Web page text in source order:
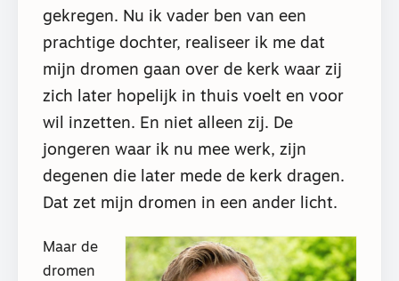
gekregen. Nu ik vader ben van een
prachtige dochter, realiseer ik me dat
mijn dromen gaan over de kerk waar zij
zich later hopelijk in thuis voelt en voor
wil inzetten. En niet alleen zij. De
jongeren waar ik nu mee werk, zijn
degenen die later mede de kerk dragen.
Dat zet mijn dromen in een ander licht.
Maar de
dromen